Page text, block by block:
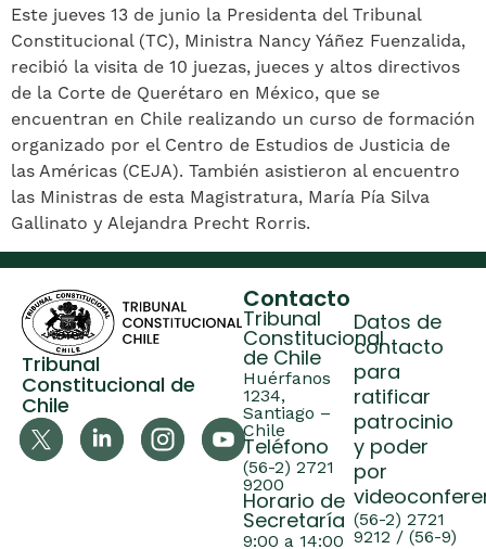
Este jueves 13 de junio la Presidenta del Tribunal
Constitucional (TC), Ministra Nancy Yáñez Fuenzalida,
recibió la visita de 10 juezas, jueces y altos directivos
de la Corte de Querétaro en México, que se
encuentran en Chile realizando un curso de formación
organizado por el Centro de Estudios de Justicia de
las Américas (CEJA). También asistieron al encuentro
las Ministras de esta Magistratura, María Pía Silva
Gallinato y Alejandra Precht Rorris.
Tribunal
Constitucional de
Chile
Contacto
Tribunal
Constitucional
de Chile
Huérfanos
1234,
Santiago –
Chile
Teléfono
(56-2) 2721
9200
Horario de
Secretaría
9:00 a 14:00
Datos de
contacto
para
ratificar
patrocinio
y poder
por
(56-2) 2721
9212 / (56-9)